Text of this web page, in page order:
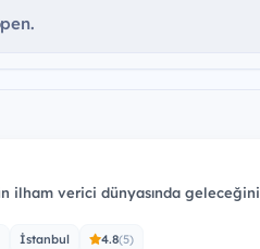
ilham verici dünyasında geleceğini
İstanbul 4.8(5)